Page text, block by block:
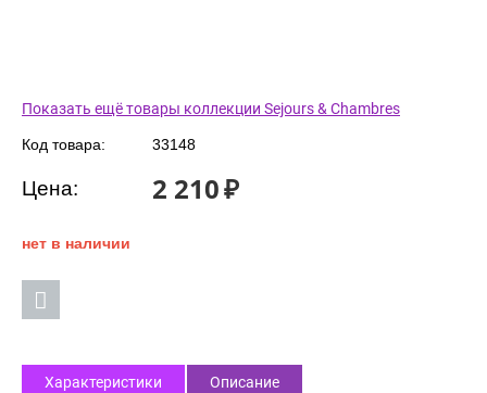
Показать ещё товары коллекции Sejours & Chambres
Код товара: 33148
Цена: 2 210₽
нет в наличии
Характеристики Описание